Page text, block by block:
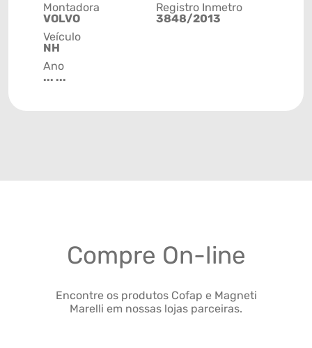
Montadora
VOLVO
Veículo
NH
Ano
... ...
Registro Inmetro
3848/2013
Compre On-line
Encontre os produtos Cofap e Magneti
Marelli em nossas lojas parceiras.